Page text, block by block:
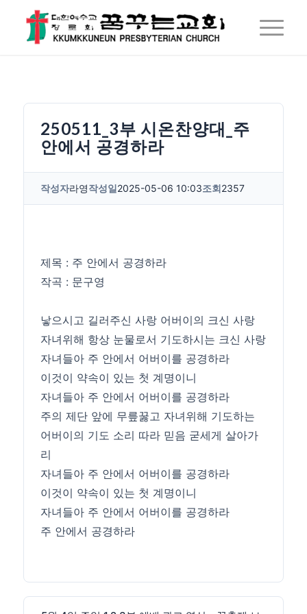
250511_3부 시온찬양대_주
안에서 공경하라
작성자라영작성일2025-05-06 10:03조회2357
제목 : 주 안에서 공경하라
작곡 : 문구영
낳으시고 길러주신 사랑 어버이의 크신 사랑
자녀위해 항상 눈물로서 기도하시는 크신 사랑
자녀들아 주 안에서 어버이를 공경하라
이것이 약속이 있는 첫 계명이니
자녀들아 주 안에서 어버이를 공경하라
주의 제단 앞에 무릎꿇고 자녀위해 기도하는
어버이의 기도 소리 따라 믿음 굳세게 살아가
리
자녀들아 주 안에서 어버이를 공경하라
이것이 약속이 있는 첫 계명이니
자녀들아 주 안에서 어버이를 공경하라
주 안에서 공경하라